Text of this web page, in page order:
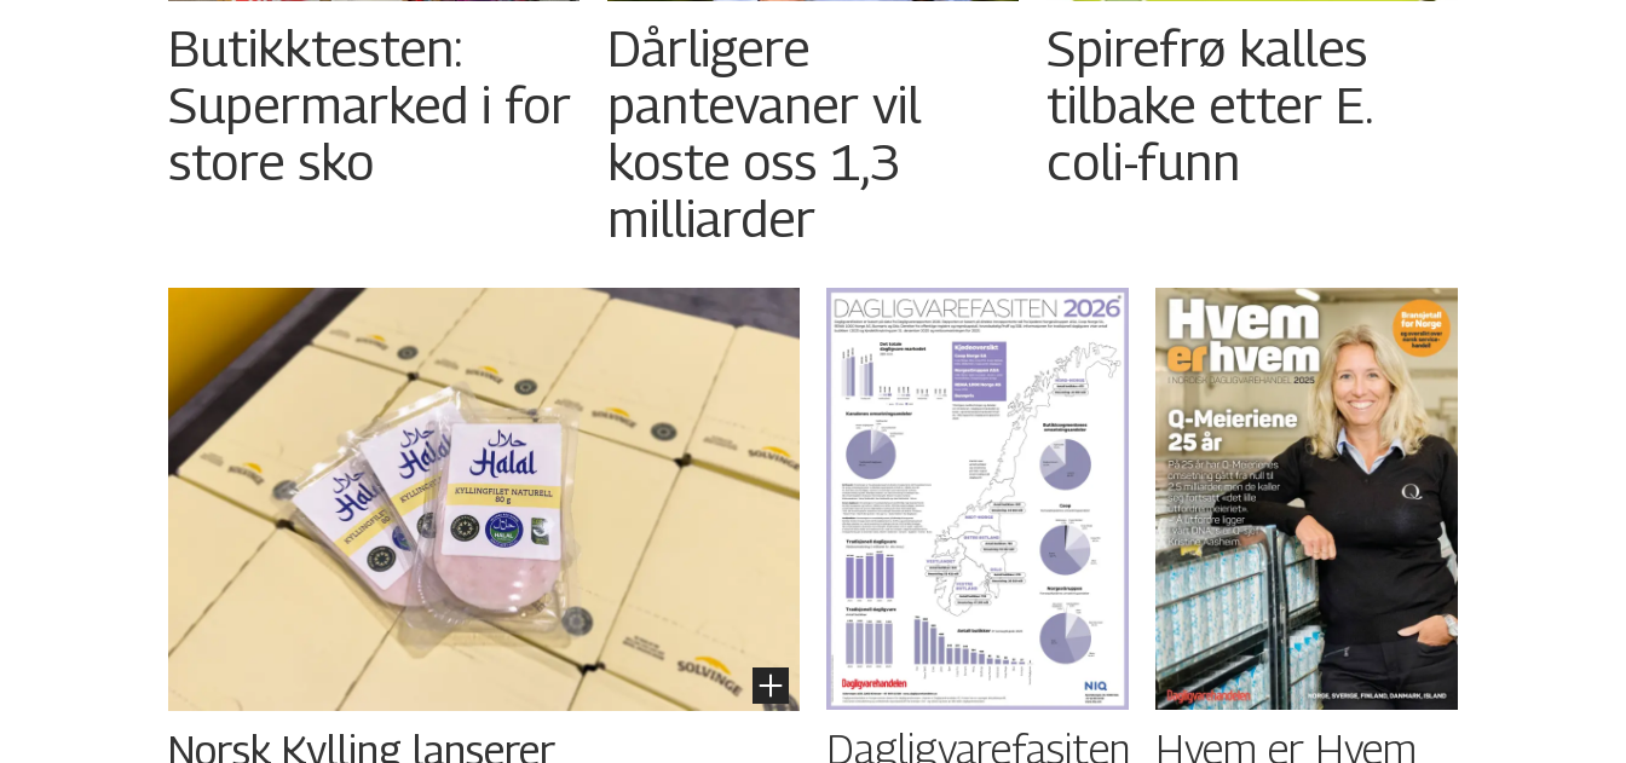
Butikktesten:
Supermarked i for
store sko
Dårligere
pantevaner vil
koste oss 1,3
milliarder
Spirefrø kalles
tilbake etter E.
coli-funn
Norsk Kylling lanserer Dagligvarefasiten Hvem er Hvem